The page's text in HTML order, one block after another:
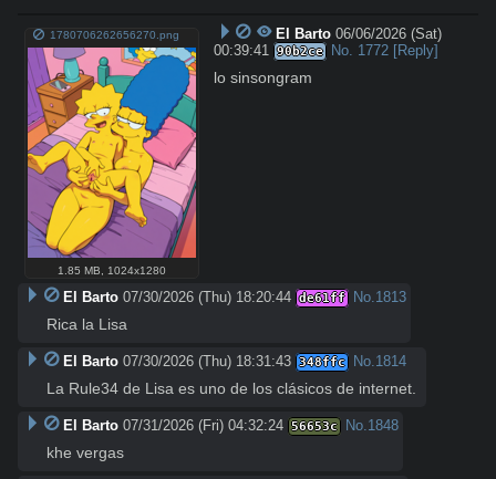
1780706262656270.png
1.85 MB,1024x1280
El Barto 06/06/2026 (Sat)
00:39:41 90b2ce No. 1772 [Reply]
lo sinsongram
El Barto 07/30/2026 (Thu) 18:20:44 de61ff No. 1813
Rica la Lisa
El Barto 07/30/2026 (Thu) 18:31:43 348ffc No. 1814
La Rule34 de Lisa es uno de los clásicos de internet.
El Barto 07/31/2026 (Fri) 04:32:24 56653c No. 1848
khe vergas